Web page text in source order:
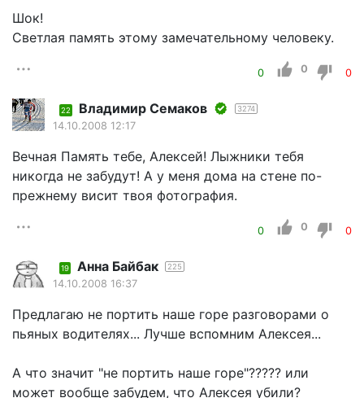
Шок!
Светлая память этому замечательному человеку.
0 0 0
22 Владимир Семаков 3274
14.10.2008 12:17
Вечная Память тебе, Алексей! Лыжники тебя
никогда не забудут! А у меня дома на стене по-
прежнему висит твоя фотография.
0 0 0
19 Анна Байбак 225
14.10.2008 16:37
Предлагаю не портить наше горе разговорами о
пьяных водителях... Лучше вспомним Алексея...
А что значит "не портить наше горе"????? или
может вообще забудем, что Алексея убили?